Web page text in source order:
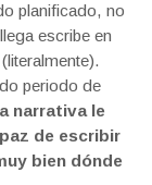
planificado, no
escribe en
periodo de
narrativa le
de escribir
bien dónde